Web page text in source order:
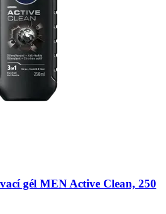
gél MEN Active Clean, 250